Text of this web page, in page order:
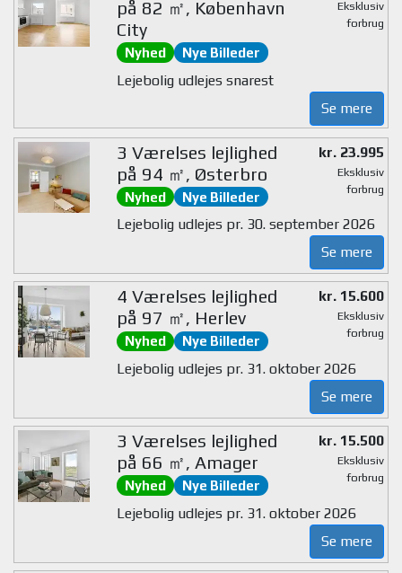
på 82 ㎡, København
City
Nyhed Nye Billeder
Eksklusiv
forbrug
Lejebolig udlejes snarest
Se mere
3 Værelses lejlighed
på 94 ㎡, Østerbro
Nyhed Nye Billeder
kr. 23.995
Eksklusiv
forbrug
Lejebolig udlejes pr. 30. september 2026
Se mere
4 Værelses lejlighed
på 97 ㎡, Herlev
Nyhed Nye Billeder
kr. 15.600
Eksklusiv
forbrug
Lejebolig udlejes pr. 31. oktober 2026
Se mere
3 Værelses lejlighed
på 66 ㎡, Amager
Nyhed Nye Billeder
kr. 15.500
Eksklusiv
forbrug
Lejebolig udlejes pr. 31. oktober 2026
Se mere